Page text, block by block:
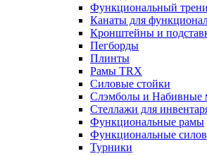
Функциональный
Канаты для
Кронштейны и
Пегборды
Плинты
Рамы TRX
Силовые стойки
Слэмболы и Набивные
Стеллажи для
Функциональные рамы
Функциональные
Турники